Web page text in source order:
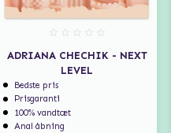
ADRIANA CHECHIK - NEXT
LEVEL
Bedste pris
Prisgaranti
100% vandtæt
Anal åbning